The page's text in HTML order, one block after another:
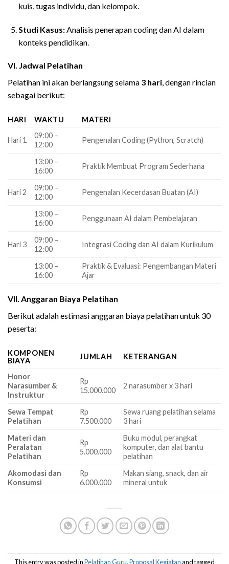
kuis, tugas individu, dan kelompok.
Studi Kasus:Analisis penerapan coding dan AI dalam
konteks pendidikan.
VI. Jadwal Pelatihan
Pelatihan ini akan berlangsung selama 3 hari, dengan rincian
sebagai berikut:
HARI WAKTU MATERI
Hari 1
09:00 –
12:00
Pengenalan Coding (Python, Scratch)
13:00 –
16:00
Praktik Membuat Program Sederhana
Hari 2
09:00 –
12:00
Pengenalan Kecerdasan Buatan (AI)
13:00 –
16:00
Penggunaan AI dalam Pembelajaran
Hari 3
09:00 –
12:00
Integrasi Coding dan AI dalam Kurikulum
13:00 –
16:00
Praktik & Evaluasi: Pengembangan Materi
Ajar
VII. Anggaran Biaya Pelatihan
Berikut adalah estimasi anggaran biaya pelatihan untuk 30
peserta:
KOMPONEN
BIAYA
JUMLAH KETERANGAN
Honor
Narasumber &
Instruktur
Rp
15.000.000
2 narasumber x 3 hari
Sewa Tempat
Pelatihan
Rp
7.500.000
Sewa ruang pelatihan selama
3 hari
Materi dan
Peralatan
Pelatihan
Rp
5.000.000
Buku modul, perangkat
komputer, dan alat bantu
pelatihan
Akomodasi dan
Konsumsi
Rp
6.000.000
Makan siang, snack, dan air
mineral untuk
This entry was posted inPelatihan Guru,Proposal Kegiatanand tagged